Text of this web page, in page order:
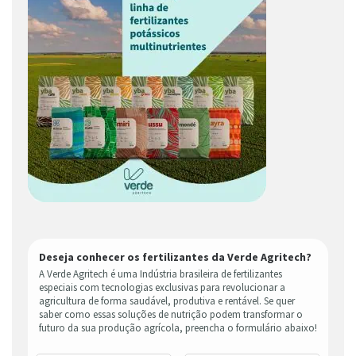
Deseja conhecer os fertilizantes da Verde Agritech?
A Verde Agritech é uma Indústria brasileira de fertilizantes
especiais com tecnologias exclusivas para revolucionar a
agricultura de forma saudável, produtiva e rentável. Se quer
saber como essas soluções de nutrição podem transformar o
futuro da sua produção agrícola, preencha o formulário abaixo!